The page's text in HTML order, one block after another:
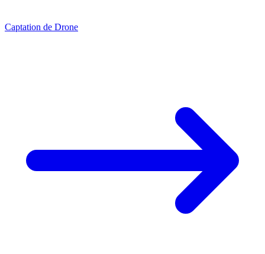
Captation de Drone